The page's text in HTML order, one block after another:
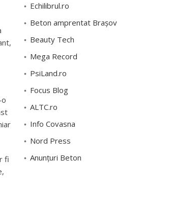
fi
Echilibrul.ro
Beton amprentat Brașov
Beauty Tech
Mega Record
PsiLand.ro
Focus Blog
ALTC.ro
Info Covasna
Nord Press
Anunțuri Beton